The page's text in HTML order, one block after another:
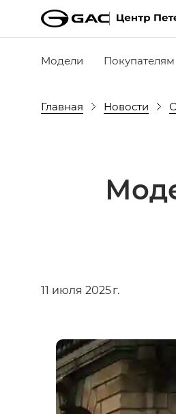
Модели Покупателям
Главная Новости
11 июля 2025 г.